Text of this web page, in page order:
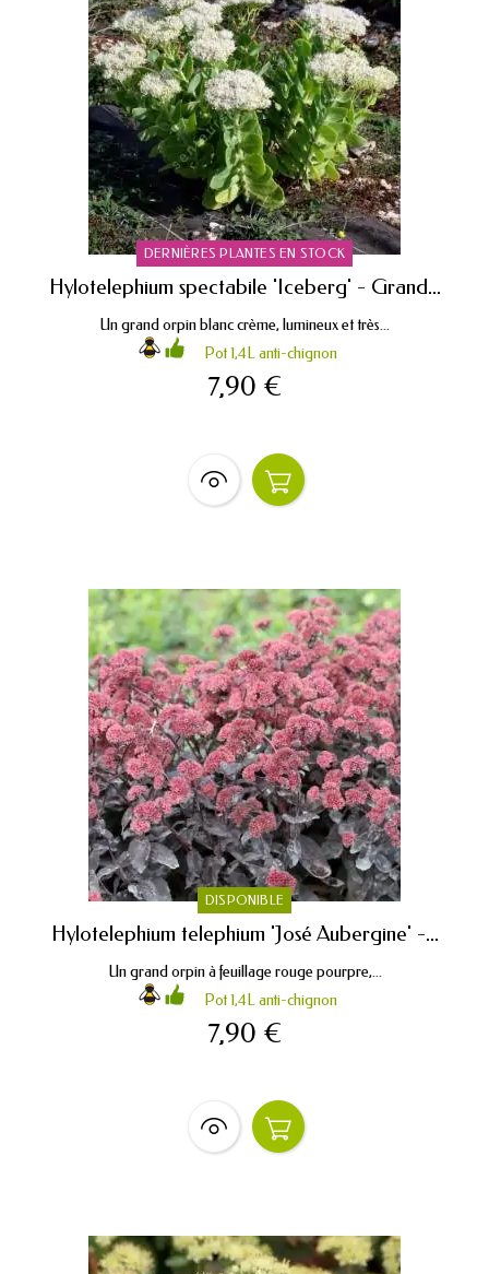
DERNIÈRES PLANTES EN STOCK
Hylotelephium spectabile 'Iceberg' - Grand...
Un grand orpin blanc crème, lumineux et très...
Pot 1,4L anti-chignon
7,90 €
DISPONIBLE
Hylotelephium telephium 'José Aubergine' -...
Un grand orpin à feuillage rouge pourpre,...
Pot 1,4L anti-chignon
7,90 €